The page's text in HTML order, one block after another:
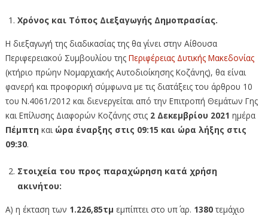
Χρόνος και Τόπος Διεξαγωγής Δημοπρασίας.
Η διεξαγωγή της διαδικασίας της θα γίνει στην Αίθουσα
Περιφερειακού Συμβουλίου της Περιφέρειας Δυτικής Μακεδονίας
(κτήριο πρώην Νομαρχιακής Αυτοδιοίκησης Κοζάνης), θα είναι
φανερή και προφορική σύμφωνα με τις διατάξεις του άρθρου 10
του Ν.4061/2012 και διενεργείται από την Επιτροπή Θεμάτων Γης
και Επίλυσης Διαφορών Κοζάνης στις 2 Δεκεμβρίου 2021 ημέρα
Πέμπτη και ώρα έναρξης στις 09:15 και ώρα λήξης στις
09:30.
Στοιχεία του προς παραχώρηση κατά χρήση
ακινήτου:
Α) η έκταση των 1.226,85τμ εμπίπτει στο υπ΄ αρ. 1380 τεμάχιο